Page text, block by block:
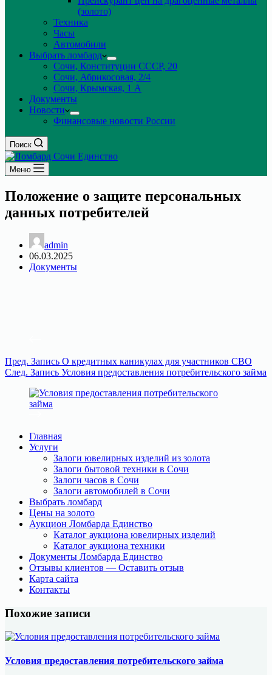
(золото)
Техника
Часы
Автомобили
Выбрать ломбард
Сочи, Конституции СССР, 20
Сочи, Абрикосовая, 2/4
Сочи, Крымская, 1 А
Документы
Новости
Финансовые новости России
Поиск
Меню
Положение о защите персональных
данных потребителей
admin
06.03.2025
Документы
Пред. Запись О кредитных каникулах для участников СВО
След. Запись Условия предоставления потребительского займа
Главная
Услуги
Залоги ювелирных изделий из золота
Залоги бытовой техники в Сочи
Залоги часов в Сочи
Залоги автомобилей в Сочи
Выбрать ломбард
Цены на золото
Аукцион Ломбарда Единство
Каталог аукциона ювелирных изделий
Каталог аукциона техники
Документы Ломбарда Единство
Отзывы клиентов — Оставить отзыв
Карта сайта
Контакты
Похожие записи
Условия предоставления потребительского займа